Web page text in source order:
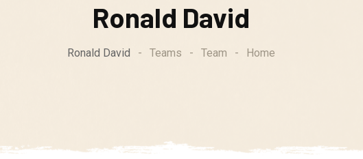
Ronald David
Ronald David - Teams - Team - Home